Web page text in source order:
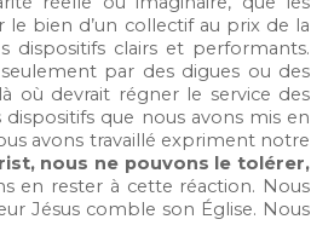
le bien d’un collectif au prix de la
dispositifs clairs et performants.
par des digues ou des
où devrait régner le service des
que nous avons mis en
avons travaillé expriment notre
nous ne pouvons le tolérer,
en rester à cette réaction. Nous
Jésus comble son Église. Nous